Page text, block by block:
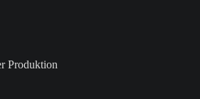
Produktion